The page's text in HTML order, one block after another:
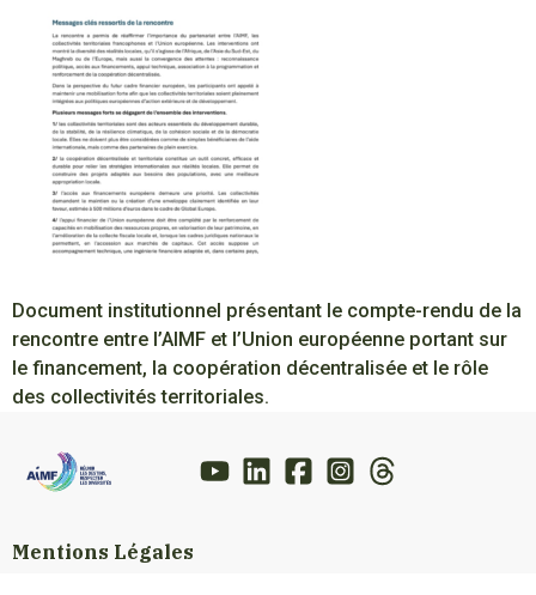
Document institutionnel présentant le compte-rendu de la
rencontre entre l’AIMF et l’Union européenne portant sur
le financement, la coopération décentralisée et le rôle
des collectivités territoriales.
Mentions Légales